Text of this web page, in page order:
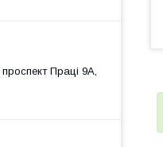
Праці 9А,